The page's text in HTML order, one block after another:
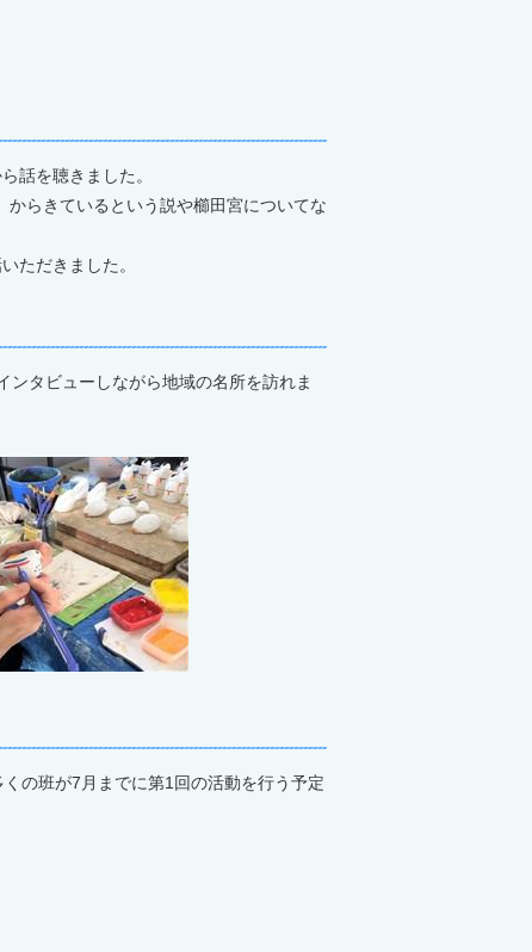
話を聴きました。
らきているという説や櫛田宮についてな
ただきました。
タビューしながら地域の名所を訪れま
の班が7月までに第1回の活動を行う予定